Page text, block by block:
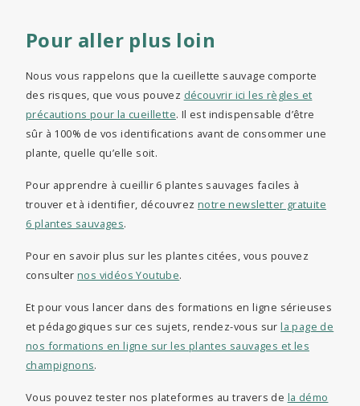
Pour aller plus loin
Nous vous rappelons que la cueillette sauvage comporte
des risques, que vous pouvez découvrir ici les règles et
précautions pour la cueillette. Il est indispensable d’être
sûr à 100% de vos identifications avant de consommer une
plante, quelle qu’elle soit.
Pour apprendre à cueillir 6 plantes sauvages faciles à
trouver et à identifier, découvrez notre newsletter gratuite
6 plantes sauvages.
Pour en savoir plus sur les plantes citées, vous pouvez
consulternos vidéos Youtube.
Et pour vous lancer dans des formations en ligne sérieuses
et pédagogiques sur ces sujets, rendez-vous surla page de
nos formations en ligne sur les plantes sauvages et les
champignons.
Vous pouvez tester nos plateformes au travers de la démo